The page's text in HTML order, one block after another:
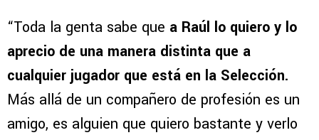
“Toda la genta sabe que a Raúl lo quiero y lo
aprecio de una manera distinta que a
cualquier jugador que está en la Selección.
Más allá de un compañero de profesión es un
amigo, es alguien que quiero bastante y verlo